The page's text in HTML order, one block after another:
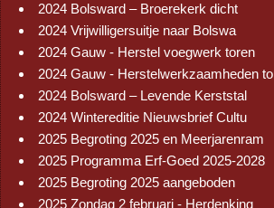
2024 Bolsward – Broerekerk dicht
2024 Vrijwilligersuitje naar Bolswa
2024 Gauw - Herstel voegwerk toren
2024 Gauw - Herstelwerkzaamheden to
2024 Bolsward – Levende Kerststal
2024 Wintereditie Nieuwsbrief Cultu
2025 Begroting 2025 en Meerjarenram
2025 Programma Erf-Goed 2025-2028
2025 Begroting 2025 aangeboden
2025 Zondag 2 februari - Herdenking